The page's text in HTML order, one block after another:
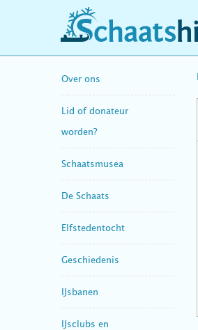
schaatshistorie.nl
Over ons
Lid of donateur
worden?
Schaatsmusea
De Schaats
Elfstedentocht
Geschiedenis
IJsbanen
IJsclubs en